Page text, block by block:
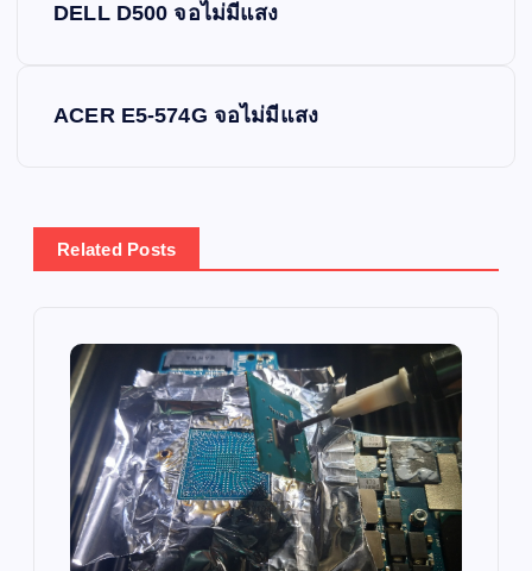
n
a
DELL D500 จอไม่มีแสง
ACER E5-574G จอไม่มีแสง
Related Posts